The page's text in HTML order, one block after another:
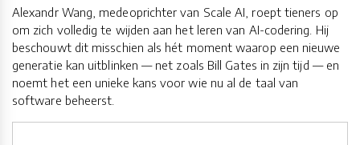
Alexandr Wang, medeoprichter van Scale AI, roept tieners op
om zich volledig te wijden aan het leren van AI-codering. Hij
beschouwt dit misschien als hét moment waarop een nieuwe
generatie kan uitblinken — net zoals Bill Gates in zijn tijd — en
noemt het een unieke kans voor wie nu al de taal van
software beheerst.